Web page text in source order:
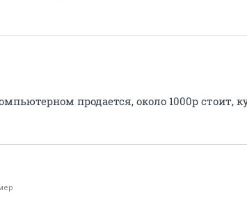
продается, около 1000р стоит,